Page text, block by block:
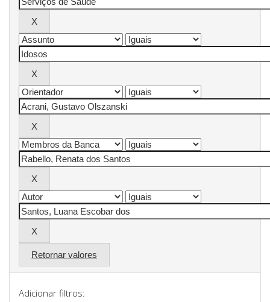
Retornar valores
Adicionar filtros: